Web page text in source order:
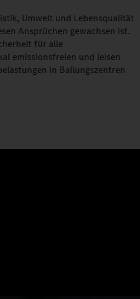
Umwelt und Lebensqualität
Ansprüchen gewachsen ist.
für alle
emissionsfreien und leisen
in Ballungszentren